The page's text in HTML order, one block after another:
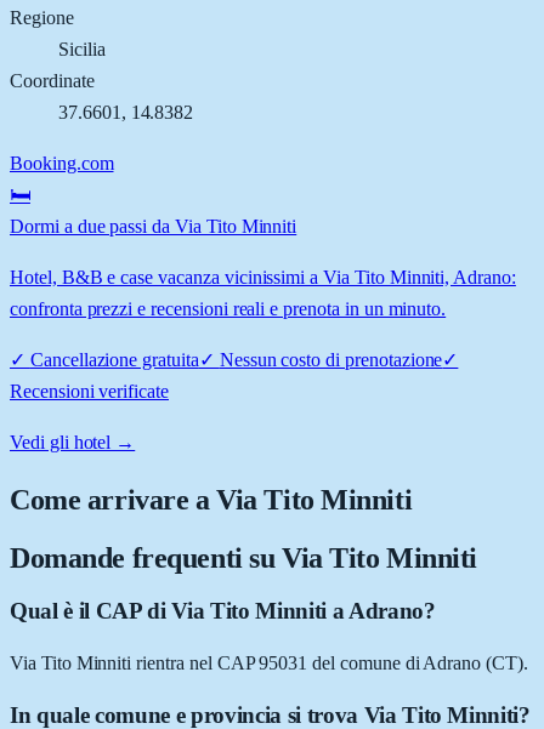
Regione
Sicilia
Coordinate
37.6601 , 14.8382
Booking.com
🛏️
Dormi a due passi da Via Tito Minniti
Hotel, B&B e case vacanza vicinissimi a Via Tito Minniti, Adrano:
confronta prezzi e recensioni reali e prenota in un minuto.
✓ Cancellazione gratuita✓ Nessun costo di prenotazione✓
Recensioni verificate
Vedi gli hotel →
Come arrivare aVia Tito Minniti
Domande frequenti su Via Tito Minniti
Qual è il CAP di Via Tito Minniti a Adrano?
Via Tito Minniti rientra nel CAP 95031 del comune di Adrano (CT).
In quale comune e provincia si trova Via Tito Minniti?